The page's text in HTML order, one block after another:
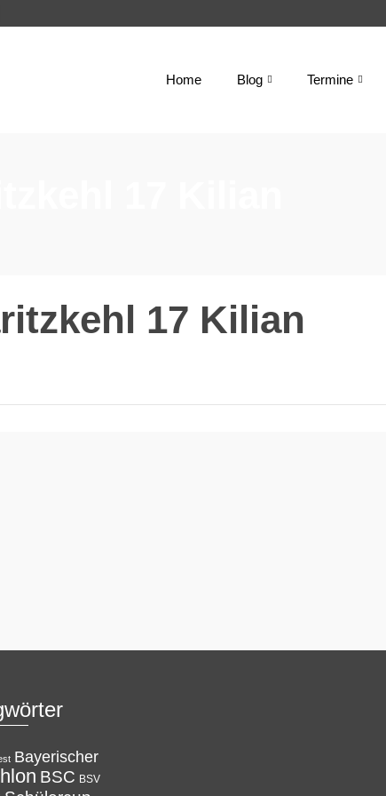
Home Blog Termine
17 Kilian
Bayerischer
BSC BSV